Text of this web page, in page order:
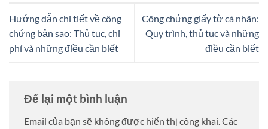
Hướng dẫn chi tiết về công
chứng bản sao: Thủ tục, chi
phí và những điều cần biết
Công chứng giấy tờ cá nhân:
Quy trình, thủ tục và những
điều cần biết
Để lại một bình luận
Email của bạn sẽ không được hiển thị công khai. Các